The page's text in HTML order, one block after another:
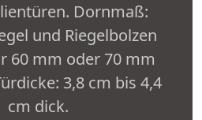
Dornmaß:
und Riegelbolzen
60 mm oder 70 mm
3,8 cm bis 4,4
cm dick.